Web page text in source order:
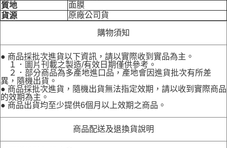
質地
面膜
貨源
原廠公司貨
購物須知
● 商品採批次進貨以下資訊，請以實際收到實品為主。
１．圖片刊載之製造/有效日期僅供參考。
２．部分商品為多產地進口品，產地會因進貨批次有所差
異，隨機出貨。
● 商品採批次進貨，隨機出貨無法指定效期，請以收到實際商品
的效期為主。
● 商品出貨均至少提供6個月以上效期之商品。
商品配送及退換貨說明